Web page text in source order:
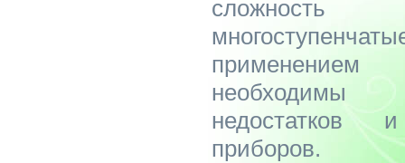
применением
необходимы
недостатков
приборов.